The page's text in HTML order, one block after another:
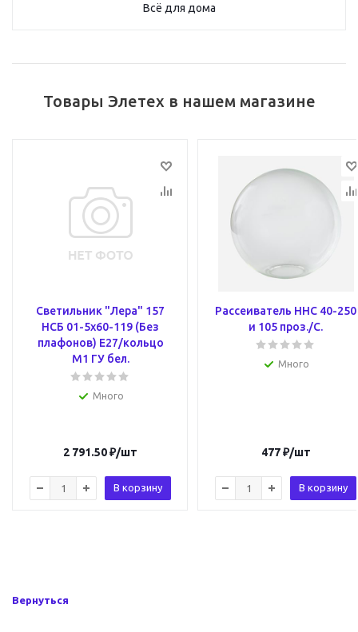
Всё для дома
Товары Элетех в нашем магазине
Светильник "Лера" 157
НСБ 01-5х60-119 (Без
плафонов) Е27/кольцо
М1 ГУ бел.
Много
2 791.50₽/шт
В корзину
Рассеиватель ННС 40-250
и 105 проз./С.
Много
477₽/шт
В корзину
Вернуться